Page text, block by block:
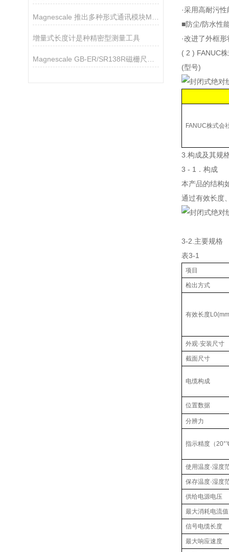
增量式长度计是种精密型测量工具
·采用高耐污
■防尘/防水性
·改进了外框
( 2 ) FANUC
(型号)
FANUC株式会
3.构成及其规
3 - 1．构成
本产品的结构
通过有效长度
3-2.主要规格
表3-1
项目
检出方式
有效长度
外观·安装尺寸
截面尺寸
电缆构成
位置数据
分辨力
指示精度（
使用温度·湿度
保存温度·湿度
供给电源电压
最大消耗电流值
信号电缆长度
最大响应速度